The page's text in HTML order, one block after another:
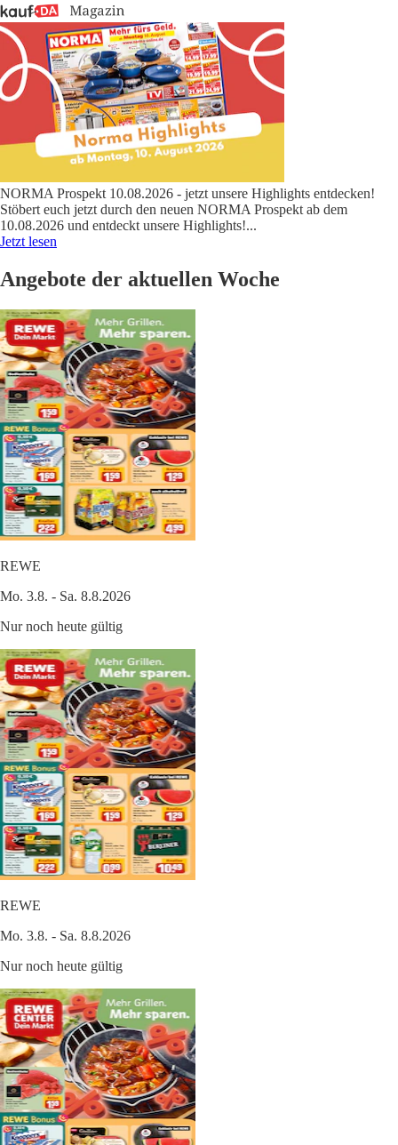
NORMA Prospekt 10.08.2026 - jetzt unsere Highlights entdecken!
Stöbert euch jetzt durch den neuen NORMA Prospekt ab dem
10.08.2026 und entdeckt unsere Highlights!...
Jetzt lesen
Angebote der aktuellen Woche
REWE
Mo. 3.8. - Sa. 8.8.2026
Nur noch heute gültig
REWE
Mo. 3.8. - Sa. 8.8.2026
Nur noch heute gültig